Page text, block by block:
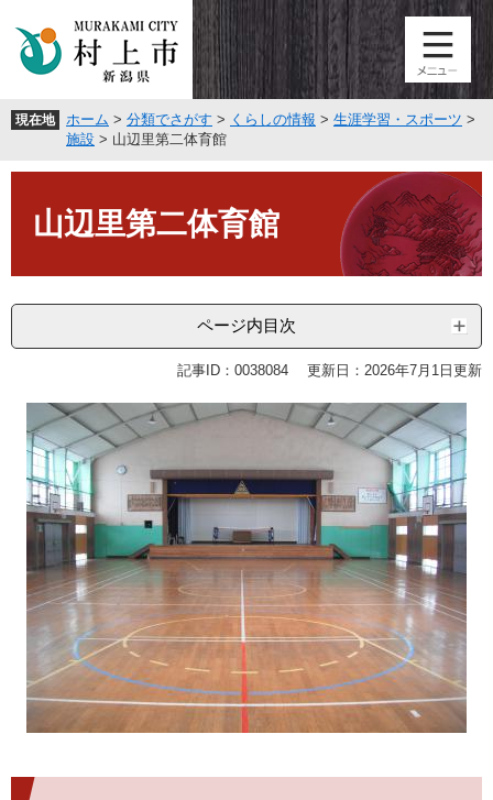
頭
す
飛
し
現在地 ホーム > 分類でさがす > くらしの情報 > 生涯学習・スポーツ >
施設 > 山辺里第二体育館
山辺里第二体育館
ページ内目次
記事ID：0038084 更新日：2026年7月1日更新